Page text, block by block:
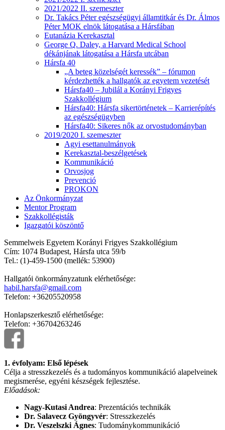
2021/2022 II. szemeszter
Dr. Takács Péter egészségügyi államtitkár és Dr. Álmos
Péter MOK elnök látogatása a Hársfában
Eutanázia Kerekasztal
George Q. Daley, a Harvard Medical School
dékánjának látogatása a Hársfa utcában
Hársfa 40
„A beteg közelségét keressék” – fórumon
kérdezhették a hallgatók az egyetem vezetését
Hársfa40 – Jubilál a Korányi Frigyes
Szakkollégium
Hársfa40: Hársfa sikertörténetek – Karrierépítés
az egészségügyben
Hársfa40: Sikeres nők az orvostudományban
2019/2020 I. szemeszter
Agyi esettanulmányok
Kerekasztal-beszélgetések
Kommunikáció
Orvosjog
Prevenció
PROKON
Az Önkormányzat
Mentor Program
Szakkollégisták
Igazgatói köszöntő
Semmelweis Egyetem Korányi Frigyes Szakkollégium
Cím: 1074 Budapest, Hársfa utca 59/b
Tel.: (1)-459-1500 (mellék: 53900)
Hallgatói önkormányzatunk elérhetősége:
habil.harsfa@gmail.com
Telefon: +36205520958
Honlapszerkesztő elérhetősége:
Telefon: +36704263246
1. évfolyam: Első lépések
Célja a stresszkezelés és a tudományos kommunikáció alapelveinek
megismerése, egyéni készségek fejlesztése.
Előadások:
Nagy-Kutasi Andrea: Prezentációs technikák
Dr. Salavecz Gyöngyvér: Stresszkezelés
Dr. Veszelszki Ágnes: Tudománykommunikáció